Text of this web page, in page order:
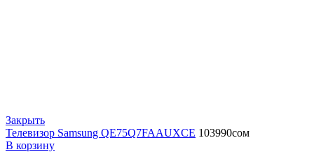
Закрыть
Телевизор Samsung QE75Q7FAAUXCE 103990сом
В корзину